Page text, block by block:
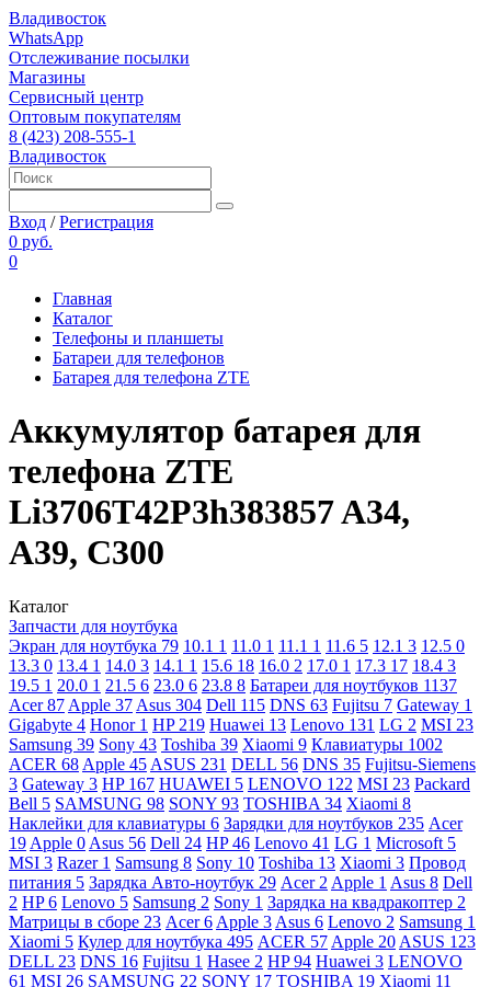
Владивосток
WhatsApp
Отслеживание посылки
Магазины
Сервисный центр
Оптовым покупателям
8 (423) 208-555-1
Владивосток
Вход /Регистрация
0 руб.
0
Главная
Каталог
Телефоны и планшеты
Батареи для телефонов
Батарея для телефона ZTE
Аккумулятор батарея для
телефона ZTE
Li3706T42P3h383857 A34,
A39, C300
Каталог
Запчасти для ноутбука
Экран для ноутбука 79 10.1 1 11.0 1 11.1 1 11.6 5 12.1 3 12.5 0
13.3 0 13.4 1 14.0 3 14.1 1 15.6 18 16.0 2 17.0 1 17.3 17 18.4 3
19.5 1 20.0 1 21.5 6 23.0 6 23.8 8 Батареи для ноутбуков 1137
Acer87 Apple 37 Asus 304 Dell 115 DNS 63 Fujitsu 7 Gateway 1
Gigabyte 4 Honor 1 HP 219 Huawei 13 Lenovo 131 LG 2 MSI 23
Samsung 39 Sony 43 Toshiba 39 Xiaomi 9 Клавиатуры 1002
ACER 68 Apple 45 ASUS 231 DELL 56 DNS 35 Fujitsu-Siemens
3 Gateway 3 HP 167 HUAWEI 5 LENOVO 122 MSI 23 Packard
Bell 5 SAMSUNG 98 SONY 93 TOSHIBA 34 Xiaomi 8
Наклейки для клавиатуры 6 Зарядки для ноутбуков 235 Acer
19 Apple 0 Asus 56 Dell 24 HP46 Lenovo 41 LG 1 Microsoft 5
MSI 3 Razer 1 Samsung 8 Sony 10 Toshiba 13 Xiaomi 3 Провод
питания 5 Зарядка Авто-ноутбук 29 Acer 2 Apple 1 Asus 8 Dell
2 HP6 Lenovo 5 Samsung 2 Sony 1 Зарядка на квадракоптер 2
Матрицы в сборе 23 Acer6 Apple 3 Asus 6 Lenovo 2 Samsung 1
Xiaomi 5 Кулер для ноутбука 495 ACER 57 Apple 20 ASUS 123
DELL 23 DNS 16 Fujitsu 1 Hasee 2 HP94 Huawei 3 LENOVO
61 MSI 26 SAMSUNG 22 SONY 17 TOSHIBA 19 Xiaomi 11